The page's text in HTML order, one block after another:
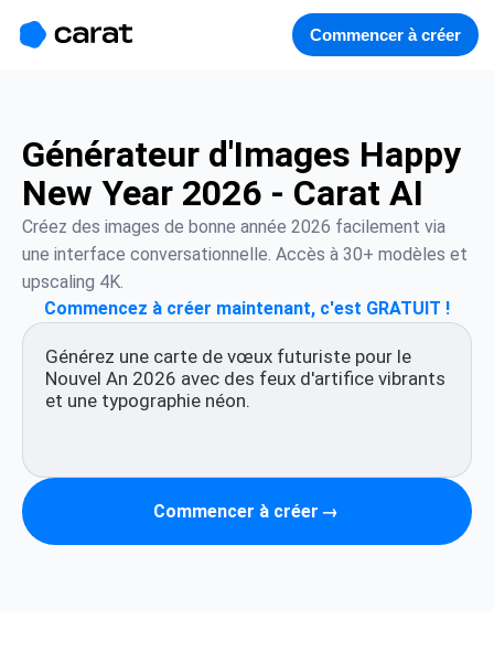
소개
Commencer à créer
Générateur d'Images Happy
New Year 2026 - Carat AI
Créez des images de bonne année 2026 facilement via
une interface conversationnelle. Accès à 30+ modèles et
upscaling 4K.
Commencez à créer maintenant, c'est GRATUIT !
Commencer à créer →